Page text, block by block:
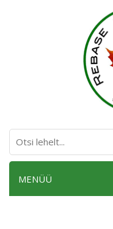
MENÜÜ